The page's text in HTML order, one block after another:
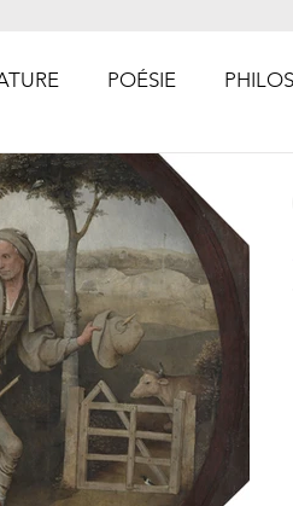
POÉSIE
CHOSES VUES